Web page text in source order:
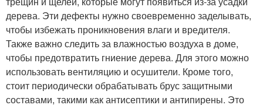
дерева. Эти дефекты нужно своевременно заделывать,
чтобы избежать проникновения влаги и вредителя.
Также важно следить за влажностью воздуха в доме,
чтобы предотвратить гниение дерева. Для этого можно
использовать вентиляцию и осушители. Кроме того,
стоит периодически обрабатывать брус защитными
составами, такими как антисептики и антипирены. Это